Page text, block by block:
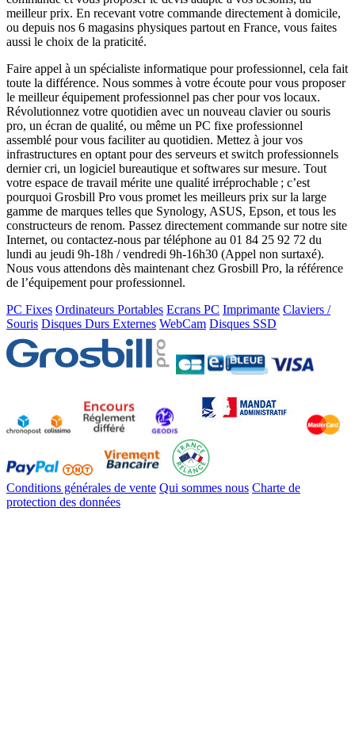
meilleur prix. En recevant votre commande directement à domicile,
ou depuis nos 6 magasins physiques partout en France, vous faites
aussi le choix de la praticité.
Faire appel à un spécialiste informatique pour professionnel, cela fait
toute la différence. Nous sommes à votre écoute pour vous proposer
le meilleur équipement professionnel pas cher pour vos locaux.
Révolutionnez votre quotidien avec un nouveau clavier ou souris
pro, un écran de qualité, ou même un PC fixe professionnel
assemblé pour vous faciliter au quotidien. Mettez à jour vos
infrastructures en optant pour des serveurs et switch professionnels
dernier cri, un logiciel bureautique et softwares sur mesure. Tout
votre espace de travail mérite une qualité irréprochable ; c’est
pourquoi Grosbill Pro vous promet les meilleurs prix sur la large
gamme de marques telles que Synology, ASUS, Epson, et tous les
constructeurs de renom. Passez directement commande sur notre site
Internet, ou contactez-nous par téléphone au 01 84 25 92 72 du
lundi au jeudi 9h-18h / vendredi 9h-16h30 (Appel non surtaxé).
Nous vous attendons dès maintenant chez Grosbill Pro, la référence
de l’équipement pour professionnel.
PC Fixes Ordinateurs Portables Ecrans PC Imprimante Claviers /
Souris Disques Durs Externes WebCam Disques SSD
Conditions générales de vente Qui sommes nous Charte de
protection des données